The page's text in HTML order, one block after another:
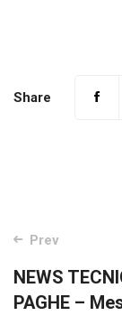
Share
navigation
Prev
NEWS
PAGHE –